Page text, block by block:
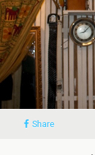
Share